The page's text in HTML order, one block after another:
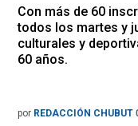
Con más de 60
todos los martes y
culturales y
60 años.
por REDACCIÓN CHUBUT